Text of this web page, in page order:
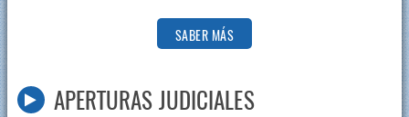
SABER MÁS
APERTURAS JUDICIALES